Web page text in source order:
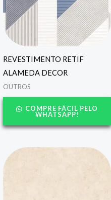
REVESTIMENTO RETIF
ALAMEDA DECOR
OUTROS
COMPRE FÁCIL PELO
WHATSAPP!